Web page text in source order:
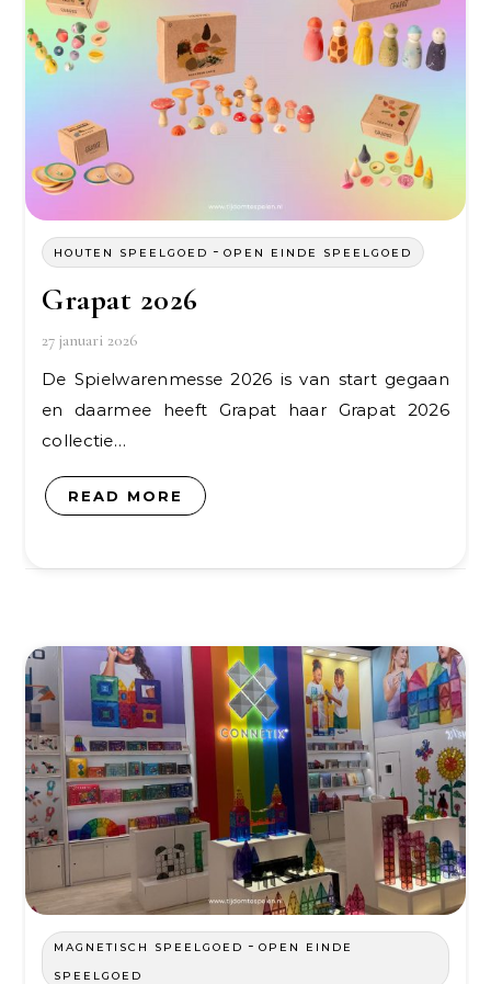
HOUTEN SPEELGOED - OPEN EINDE SPEELGOED
Grapat 2026
27 januari 2026
De Spielwarenmesse 2026 is van start gegaan
en daarmee heeft Grapat haar Grapat 2026
collectie…
READ MORE
MAGNETISCH SPEELGOED - OPEN EINDE
SPEELGOED